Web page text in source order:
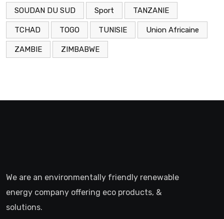
SOUDAN DU SUD Sport TANZANIE
TCHAD TOGO TUNISIE Union Africaine
ZAMBIE ZIMBABWE
We are an environmentally friendly renewable
energy company offering eco products, &
solutions.